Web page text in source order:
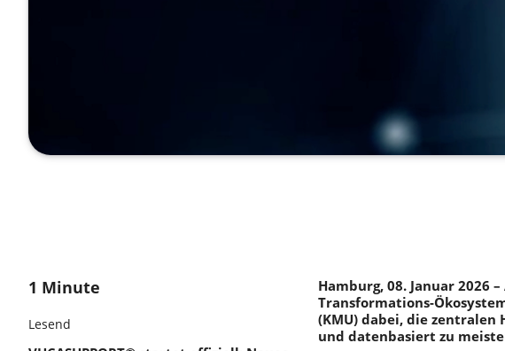
1 Minute
Lesend
Hamburg, 08. Januar 2026
Transformations-
(KMU) dabei, die
und datenbasiert zu